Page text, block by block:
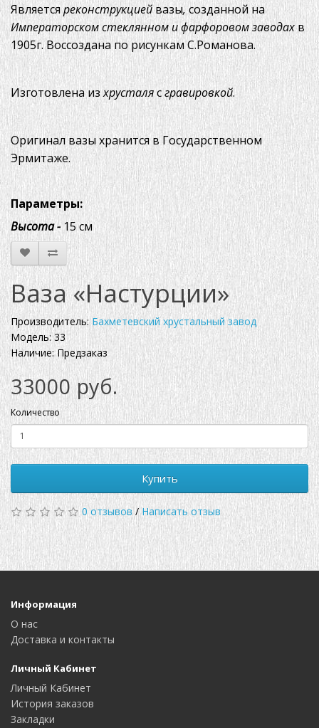
Являетсяреконструкциейвазы,созданной на
Императорском стеклянном и фарфоровом заводахв
1905г. Воссоздана по рисункам С.Романова.
Изготовлена изхрусталясгравировкой.
Оригинал вазы хранится в Государственном
Эрмитаже.
Параметры:
Высота -15 см
Ваза «Настурции»
Производитель: Бахметевский хрустальный завод
Модель: 33
Наличие: Предзаказ
33000 руб.
Количество
Купить
0 отзывов/Написать отзыв
Информация
О нас
Доставка и контакты
Личный Кабинет
Личный Кабинет
История заказов
Закладки